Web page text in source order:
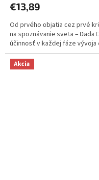
je
z
5
hviezdičiek.
€13,89
Od prvého objatia cez prvé
na spoznávanie sveta – Dada
účinnosť v každej fáze vývoja
Akcia